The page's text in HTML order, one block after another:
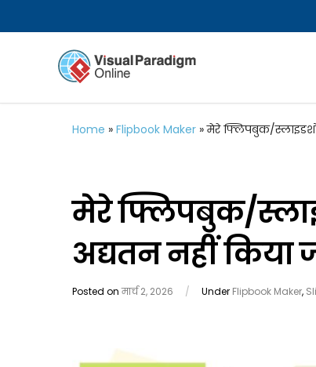
Home » Flipbook Maker »मेरे फ्लिपबुक/
मेरे फ्लिपबुक/
अद्यतन नहीं किया
Posted onमार्च 2, 2026 / Under Flipbook Maker,